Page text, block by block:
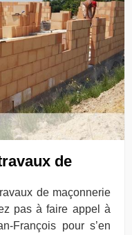
de
de maçonnerie
pas à faire appel à
François pour s’en